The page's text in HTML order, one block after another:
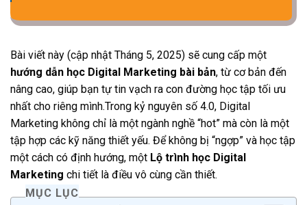
Bài viết này (cập nhật Tháng 5, 2025) sẽ cung cấp một
hướng dẫn học Digital Marketing bài bản, từ cơ bản đến
nâng cao, giúp bạn tự tin vạch ra con đường học tập tối ưu
nhất cho riêng mình.Trong kỷ nguyên số 4.0, Digital
Marketing không chỉ là một ngành nghề “hot” mà còn là một
tập hợp các kỹ năng thiết yếu. Để không bị “ngợp” và học tập
một cách có định hướng, một Lộ trình học Digital
Marketing chi tiết là điều vô cùng cần thiết.
MỤC LỤC